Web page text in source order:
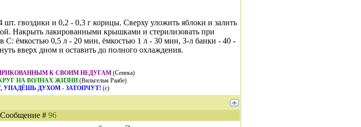
гвоздики и 0,2 - 0,3 г корицы. Сверху уложить яблоки и залить
Накрыть лакированными крышками и стерилизовать при
С: ёмкостью 0,5 л - 20 мин, ёмкостью 1 л - 30 мин, 3-л банки - 40 -
вверх дном и оставить до полного охлаждения.
К СВОИМ НЕДУГАМ (Сенека)
НА ВОЛНАХ ЖИЗНИ (Вильгельм Раабе)
ДУХОМ - ЗАТОПЧУТ! (с)
Сообщение # 96